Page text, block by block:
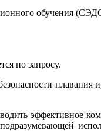
обучения
по запросу.
плавания
эффективное